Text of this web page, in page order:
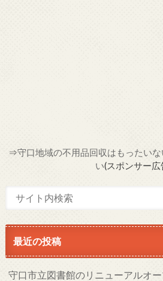
⇒守口地域の不用品回収はもったい
い(スポンサー広
最近の投稿
守口市立図書館のリニューアルオ